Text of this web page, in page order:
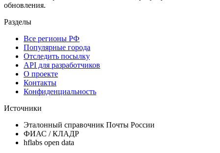
обновления.
Разделы
Все регионы РФ
Популярные города
Отследить посылку
API для разработчиков
О проекте
Контакты
Конфиденциальность
Источники
Эталонный справочник Почты России
ФИАС / КЛАДР
hflabs open data